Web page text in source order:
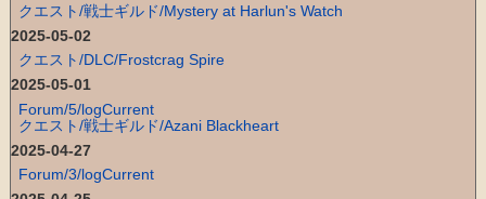
クエスト/戦士ギルド/Mystery at Harlun's Watch
2025-05-02
クエスト/DLC/Frostcrag Spire
2025-05-01
Forum/5/logCurrent
クエスト/戦士ギルド/Azani Blackheart
2025-04-27
Forum/3/logCurrent